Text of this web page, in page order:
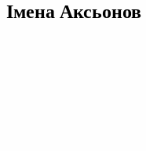
Імена